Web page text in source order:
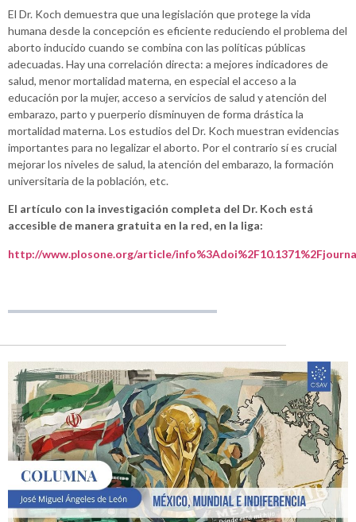
El Dr. Koch demuestra que una legislación que protege la vida
humana desde la concepción es eficiente reduciendo el problema del
aborto inducido cuando se combina con las políticas públicas
adecuadas. Hay una correlación directa: a mejores indicadores de
salud, menor mortalidad materna, en especial el acceso a la
educación por la mujer, acceso a servicios de salud y atención del
embarazo, parto y puerperio disminuyen de forma drástica la
mortalidad materna. Los estudios del Dr. Koch muestran evidencias
importantes para no legalizar el aborto. Por el contrario sí es crucial
mejorar los niveles de salud, la atención del embarazo, la formación
universitaria de la población, etc.
El artículo con la investigación completa del Dr. Koch está
accesible de manera gratuita en la red, en la liga:
http://www.plosone.org/article/